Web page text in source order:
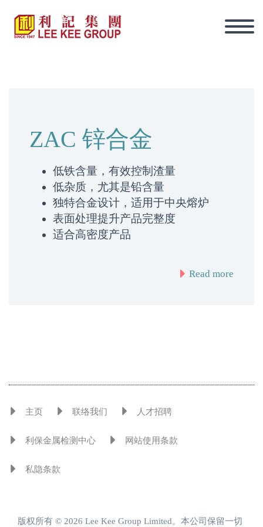
ZAC 锌合金
低铁含量，有效控制渣量
低杂质，尤其是铅含量
独特合金设计，适用于中央熔炉
表面处理提升产品完整度
适合高密度产品
Read more
主页 联络我们 人才招聘
利保金属检测中心 网站使用条款
私隐条款
版权所有 © 2026 Lee Kee Group Limited。本公司保留一切